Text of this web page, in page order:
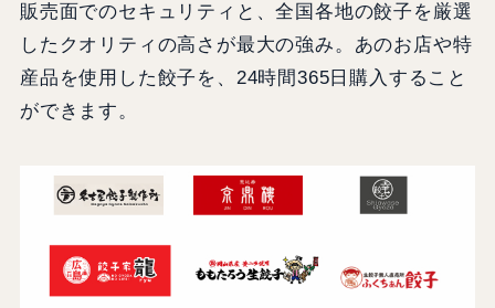
販売面でのセキュリティと、全国各地の餃子を厳選
したクオリティの高さが最大の強み。あのお店や特
産品を使用した餃子を、24時間365日購入すること
ができます。